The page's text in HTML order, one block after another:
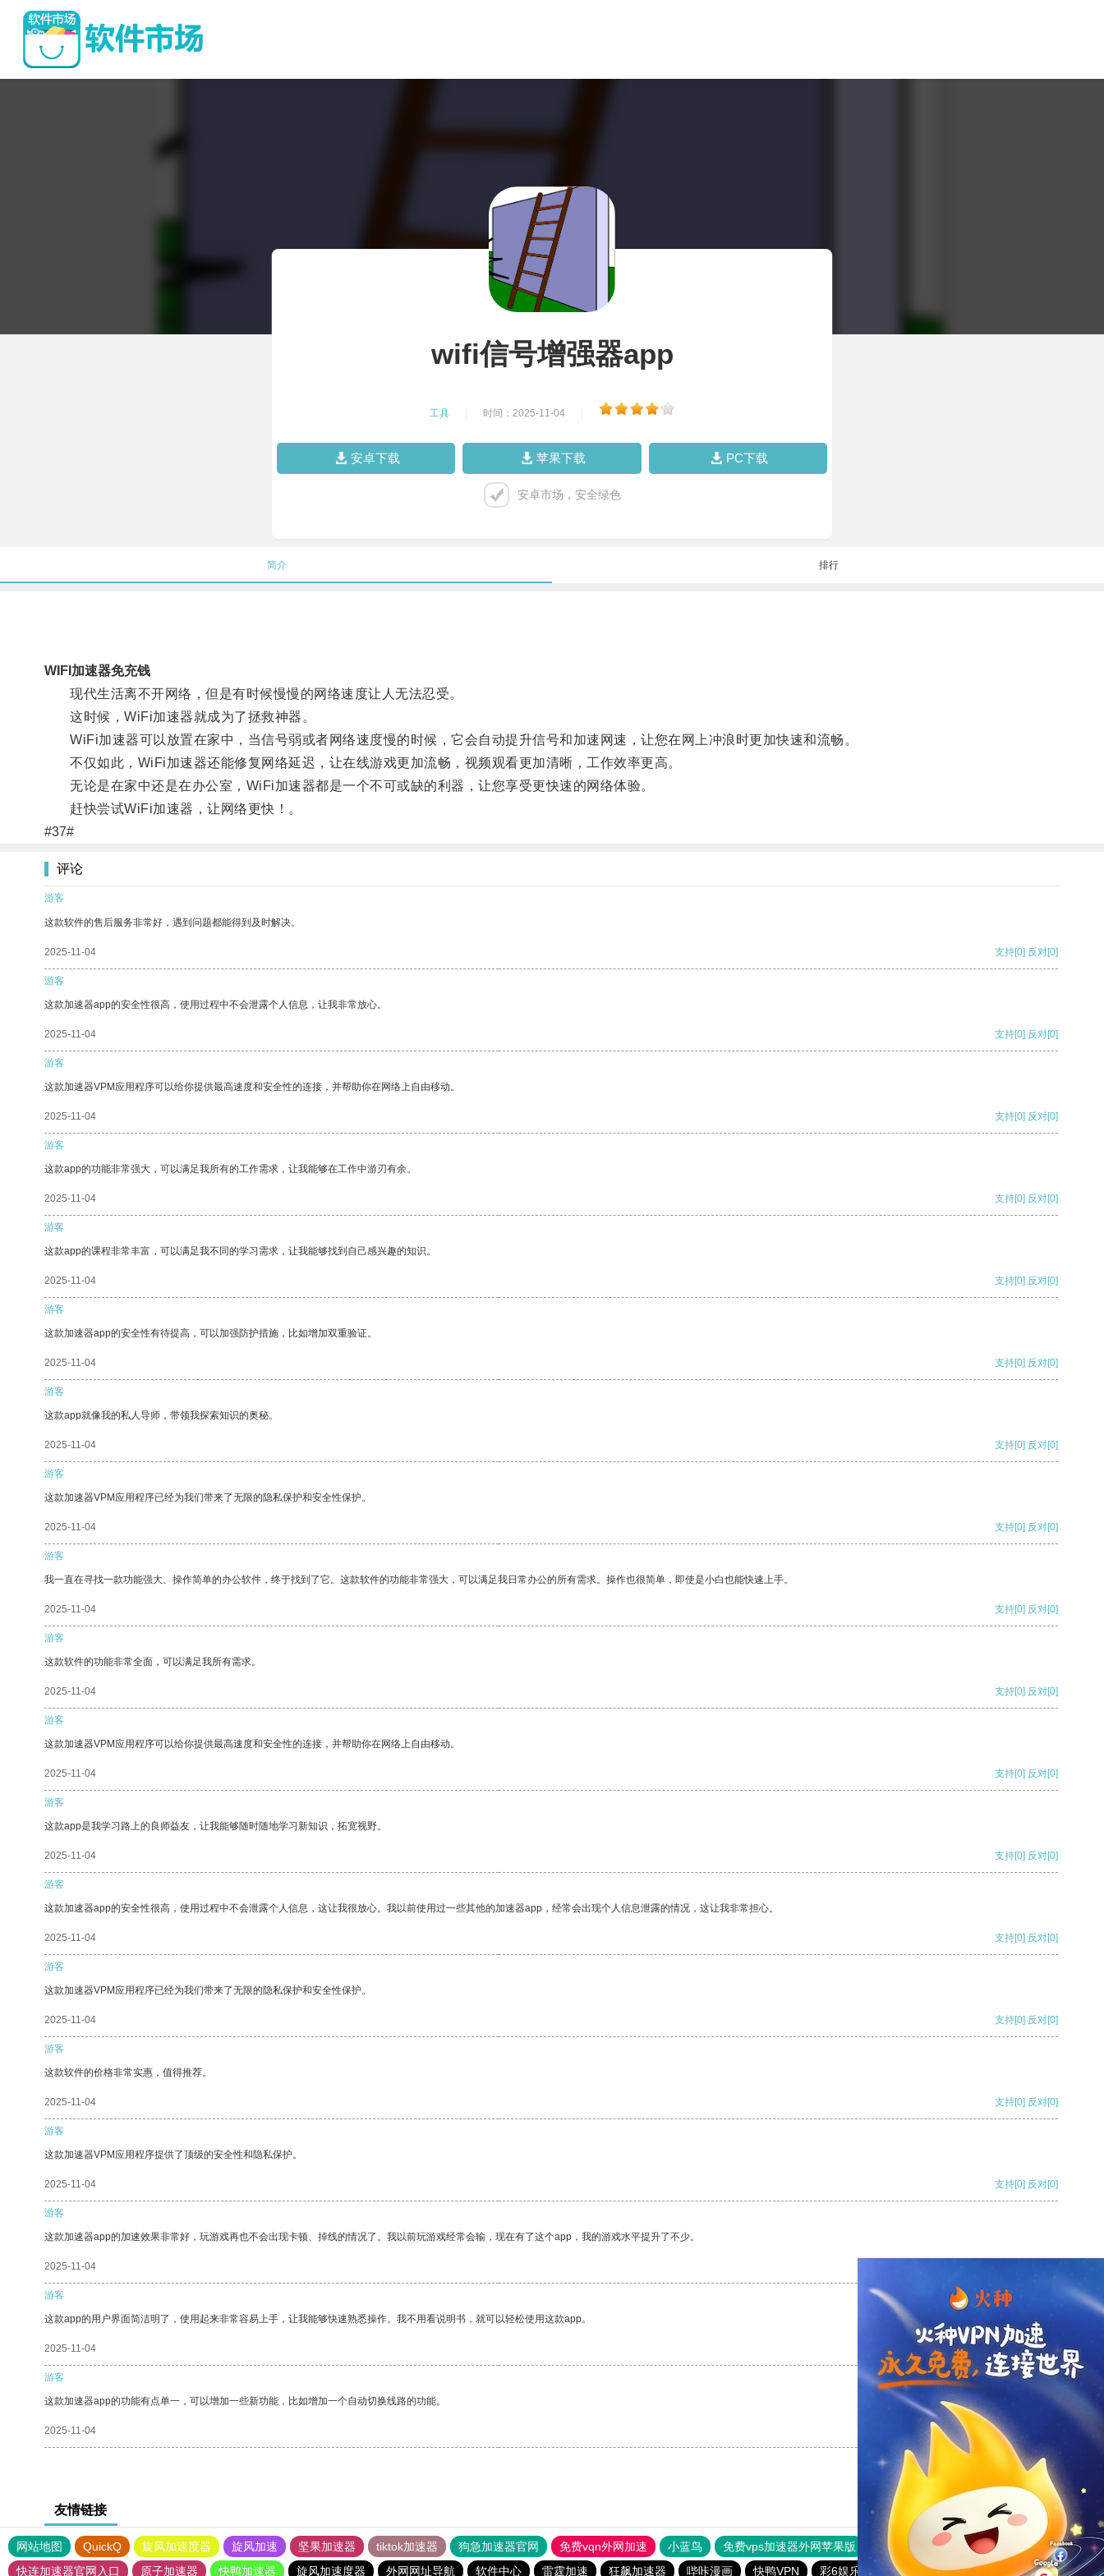
wifi信号增强器app
工具 时间：2025-11-04
安卓下载 苹果下载 PC下载
安卓市场，安全绿色
简介 排行
WIFI加速器免充钱
现代生活离不开网络，但是有时候慢慢的网络速度让人无法忍受。
这时候，WiFi加速器就成为了拯救神器。
WiFi加速器可以放置在家中，当信号弱或者网络速度慢的时候，它会自动提升信号和加速网速，让您在网上冲浪时更加快速和流畅。
不仅如此，WiFi加速器还能修复网络延迟，让在线游戏更加流畅，视频观看更加清晰，工作效率更高。
无论是在家中还是在办公室，WiFi加速器都是一个不可或缺的利器，让您享受更快速的网络体验。
赶快尝试WiFi加速器，让网络更快！。
#37#
评论
游客
这款软件的售后服务非常好，遇到问题都能得到及时解决。
2025-11-04 支持[0] 反对[0]
游客
这款加速器app的安全性很高，使用过程中不会泄露个人信息，让我非常放心。
2025-11-04 支持[0] 反对[0]
游客
这款加速器VPM应用程序可以给你提供最高速度和安全性的连接，并帮助你在网络上自由移动。
2025-11-04 支持[0] 反对[0]
游客
这款app的功能非常强大，可以满足我所有的工作需求，让我能够在工作中游刃有余。
2025-11-04 支持[0] 反对[0]
游客
这款app的课程非常丰富，可以满足我不同的学习需求，让我能够找到自己感兴趣的知识。
2025-11-04 支持[0] 反对[0]
游客
这款加速器app的安全性有待提高，可以加强防护措施，比如增加双重验证。
2025-11-04 支持[0] 反对[0]
游客
这款app就像我的私人导师，带领我探索知识的奥秘。
2025-11-04 支持[0] 反对[0]
游客
这款加速器VPM应用程序已经为我们带来了无限的隐私保护和安全性保护。
2025-11-04 支持[0] 反对[0]
游客
我一直在寻找一款功能强大、操作简单的办公软件，终于找到了它。这款软件的功能非常强大，可以满足我日常办公的所有需求。操作也很简单，即使是小白也能快速上手。
2025-11-04 支持[0] 反对[0]
游客
这款软件的功能非常全面，可以满足我所有需求。
2025-11-04 支持[0] 反对[0]
游客
这款加速器VPM应用程序可以给你提供最高速度和安全性的连接，并帮助你在网络上自由移动。
2025-11-04 支持[0] 反对[0]
游客
这款app是我学习路上的良师益友，让我能够随时随地学习新知识，拓宽视野。
2025-11-04 支持[0] 反对[0]
游客
这款加速器app的安全性很高，使用过程中不会泄露个人信息，这让我很放心。我以前使用过一些其他的加速器app，经常会出现个人信息泄露的情况，这让我非常担心。
2025-11-04 支持[0] 反对[0]
游客
这款加速器VPM应用程序已经为我们带来了无限的隐私保护和安全性保护。
2025-11-04 支持[0] 反对[0]
游客
这款软件的价格非常实惠，值得推荐。
2025-11-04 支持[0] 反对[0]
游客
这款加速器VPM应用程序提供了顶级的安全性和隐私保护。
2025-11-04 支持[0] 反对[0]
游客
这款加速器app的加速效果非常好，玩游戏再也不会出现卡顿、掉线的情况了。我以前玩游戏经常会输，现在有了这个app，我的游戏水平提升了不少。
2025-11-04
游客
这款app的用户界面简洁明了，使用起来非常容易上手，让我能够快速熟悉操作。我不用看说明书，就可以轻松使用这款app。
2025-11-04 支持 [0] 反对 [0]
游客
这款加速器app的功能有点单一，可以增加一些新功能，比如增加一个自动切换线路的功能。
2025-11-04 支持
友情链接
网站地图 QuickQ 旋风加速度器 旋风加速 坚果加速器 tiktok加速器 狗急加速器官网 免费vqn外网加速 小蓝鸟 免费vps加速器外网苹果版 旋风加速度器
快连加速器
快连加速器官网入口
原子加速器 快鸭加速器 旋风加速度器 外网网址导航 软件中心 雷霆加速 狂飙加速器 哔咔漫画 快鸭VPN 彩6娱乐手机端 全民彩票app下载安装安卓